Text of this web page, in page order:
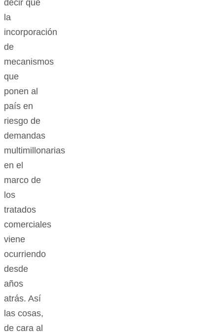
decir que
la
incorporación
de
mecanismos
que
ponen al
país en
riesgo de
demandas
multimillonarias
en el
marco de
los
tratados
comerciales
viene
ocurriendo
desde
años
atrás. Así
las cosas,
de cara al